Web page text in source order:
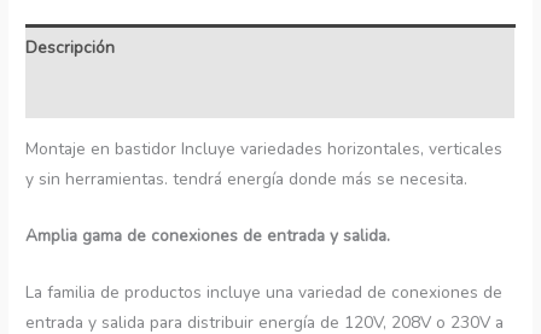
Descripción
Montaje en bastidor Incluye variedades horizontales, verticales
y sin herramientas. tendrá energía donde más se necesita.
Amplia gama de conexiones de entrada y salida.
La familia de productos incluye una variedad de conexiones de
entrada y salida para distribuir energía de 120V, 208V o 230V a